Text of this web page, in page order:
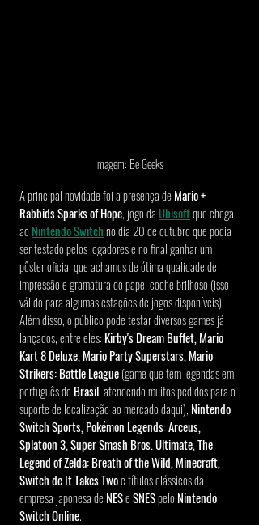
Imagem: Be Geeks
A principal novidade foi a presença de Mario +
Rabbids Sparks of Hope, jogo da Ubisoft que chega
ao Nintendo Switch no dia 20 de outubro que podia
ser testado pelos jogadores e no final ganhar um
pôster oficial que achamos de ótima qualidade de
impressão e gramatura do papel coche brilhoso (isso
válido para algumas estações de jogos disponíveis).
Além disso, o público pode testar diversos games já
lançados, entre eles: Kirby's Dream Buffet, Mario
Kart 8 Deluxe, Mario Party Superstars, Mario
Strikers: Battle League (game que tem legendas em
português do Brasil, atendendo muitos pedidos para o
suporte de localização ao mercado daqui), Nintendo
Switch Sports, Pokémon Legends: Arceus,
Splatoon 3, Super Smash Bros. Ultimate, The
Legend of Zelda: Breath of the Wild, Minecraft,
Switch de It Takes Two e títulos clássicos da
empresa japonesa de NES e SNES pelo Nintendo
Switch Online.